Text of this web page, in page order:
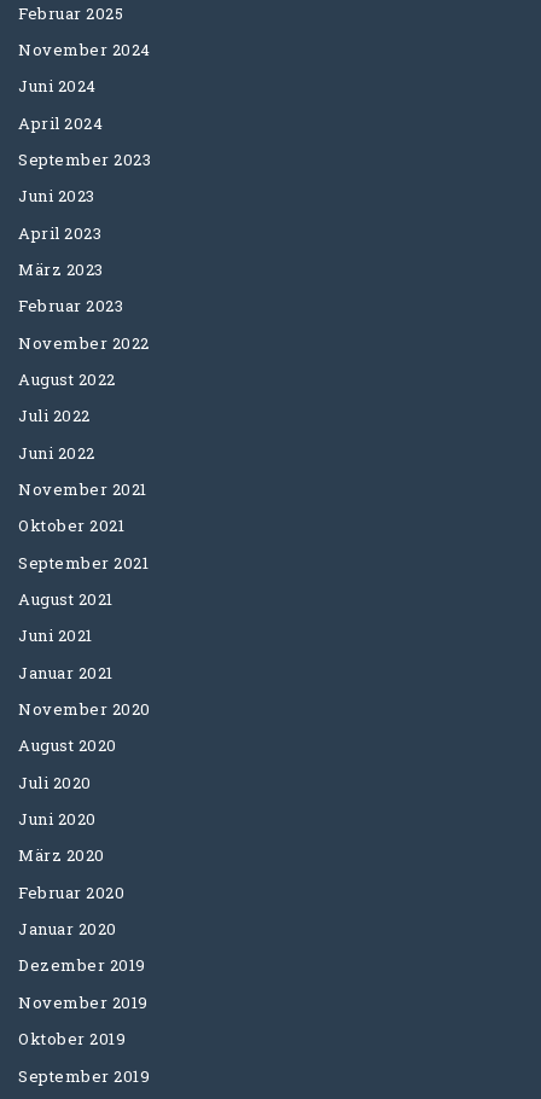
Februar 2025
November 2024
Juni 2024
April 2024
September 2023
Juni 2023
April 2023
März 2023
Februar 2023
November 2022
August 2022
Juli 2022
Juni 2022
November 2021
Oktober 2021
September 2021
August 2021
Juni 2021
Januar 2021
November 2020
August 2020
Juli 2020
Juni 2020
März 2020
Februar 2020
Januar 2020
Dezember 2019
November 2019
Oktober 2019
September 2019